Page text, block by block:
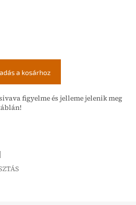
a kosárhoz
figyelme és jelleme jelenik meg